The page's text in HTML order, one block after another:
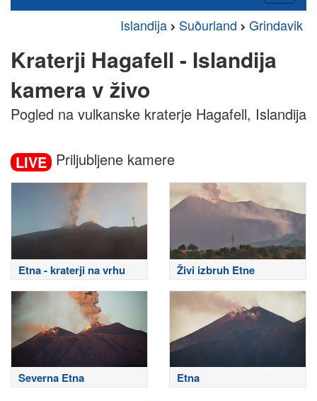
Islandija Suðurland Grindavik
Kraterji Hagafell - Islandija
kamera v živo
Pogled na vulkanske kraterje Hagafell, Islandija
LIVE Priljubljene kamere
Etna - kraterji na vrhu Živi izbruh Etne
Severna Etna Etna